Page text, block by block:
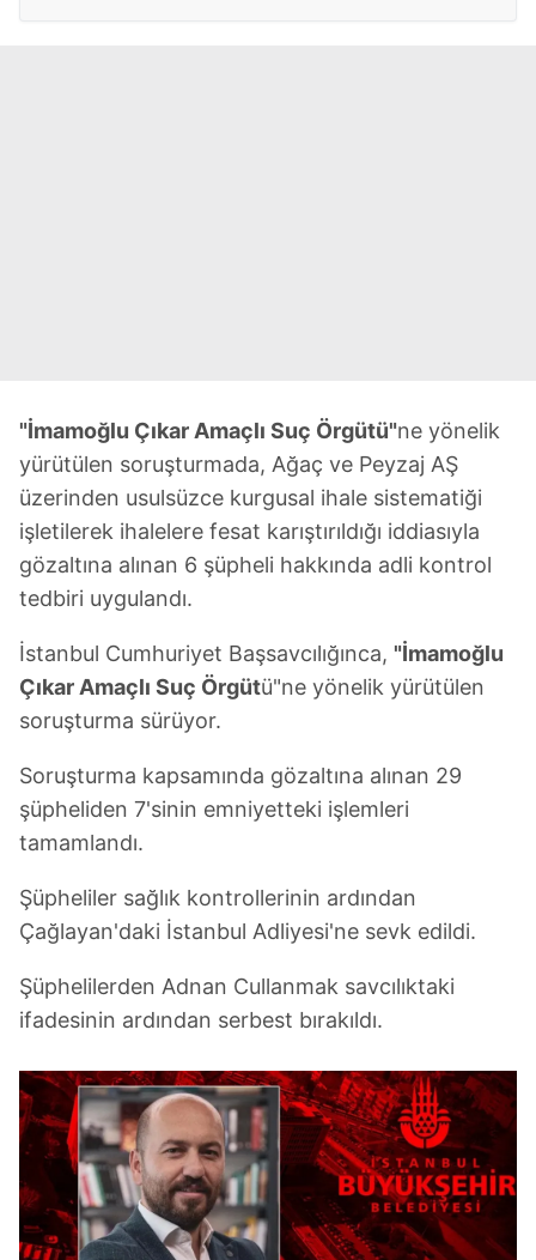
"İmamoğlu Çıkar Amaçlı Suç Örgütü"ne yönelik
yürütülen soruşturmada, Ağaç ve Peyzaj AŞ
üzerinden usulsüzce kurgusal ihale sistematiği
işletilerek ihalelere fesat karıştırıldığı iddiasıyla
gözaltına alınan 6 şüpheli hakkında adli kontrol
tedbiri uygulandı.
İstanbul Cumhuriyet Başsavcılığınca, "İmamoğlu
Çıkar Amaçlı Suç Örgütü"ne yönelik yürütülen
soruşturma sürüyor.
Soruşturma kapsamında gözaltına alınan 29
şüpheliden 7'sinin emniyetteki işlemleri
tamamlandı.
Şüpheliler sağlık kontrollerinin ardından
Çağlayan'daki İstanbul Adliyesi'ne sevk edildi.
Şüphelilerden Adnan Cullanmak savcılıktaki
ifadesinin ardından serbest bırakıldı.